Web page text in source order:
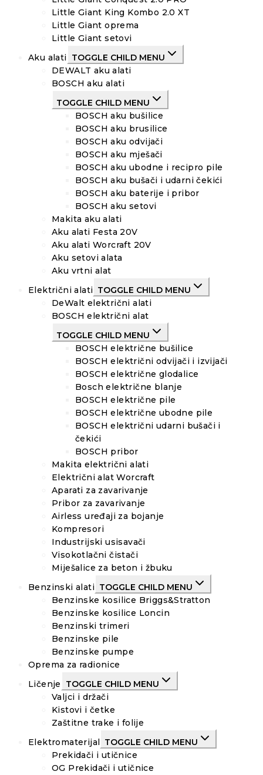
Little Giant King Kombo 2.0 XT
Little Giant oprema
Little Giant setovi
Aku alati TOGGLE CHILD MENU
DEWALT aku alati
BOSCH aku alati
TOGGLE CHILD MENU
BOSCH aku bušilice
BOSCH aku brusilice
BOSCH aku odvijači
BOSCH aku mješači
BOSCH aku ubodne i recipro pile
BOSCH aku bušači i udarni čekići
BOSCH aku baterije i pribor
BOSCH aku setovi
Makita aku alati
Aku alati Festa 20V
Aku alati Worcraft 20V
Aku setovi alata
Aku vrtni alat
Električni alati TOGGLE CHILD MENU
DeWalt električni alati
BOSCH električni alat
TOGGLE CHILD MENU
BOSCH električne bušilice
BOSCH električni odvijači i izvijači
BOSCH električne glodalice
Bosch električne blanje
BOSCH električne pile
BOSCH električne ubodne pile
BOSCH električni udarni bušači i
čekići
BOSCH pribor
Makita električni alati
Električni alat Worcraft
Aparati za zavarivanje
Pribor za zavarivanje
Airless uređaji za bojanje
Kompresori
Industrijski usisavači
Visokotlačni čistači
Miješalice za beton i žbuku
Benzinski alati TOGGLE CHILD MENU
Benzinske kosilice Briggs&Stratton
Benzinske kosilice Loncin
Benzinski trimeri
Benzinske pile
Benzinske pumpe
Oprema za radionice
Ličenje
TOGGLE CHILD MENU
Valjci i držači
Kistovi i četke
Zaštitne trake i folije
Elektromaterijal
TOGGLE CHILD MENU
Prekidači i utičnice
OG Prekidači i utičnice